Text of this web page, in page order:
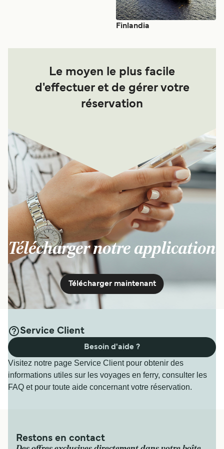
Finlandia
Le moyen le plus facile
d'effectuer et de gérer votre
réservation
Télécharger notre application
Télécharger maintenant
Service Client
Visitez notre page Service Client pour obtenir des
informations utiles sur les voyages en ferry, consulter les
FAQ et pour toute aide concernant votre réservation.
Besoin d'aide ?
Restons en contact